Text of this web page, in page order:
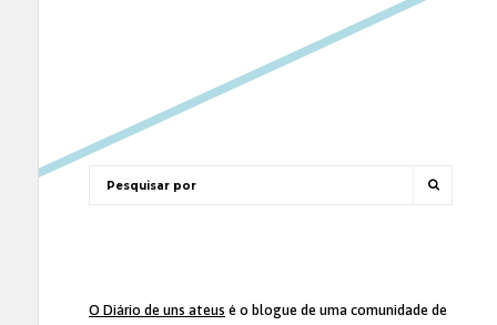
O Diário de uns ateus é o blogue de uma comunidade de